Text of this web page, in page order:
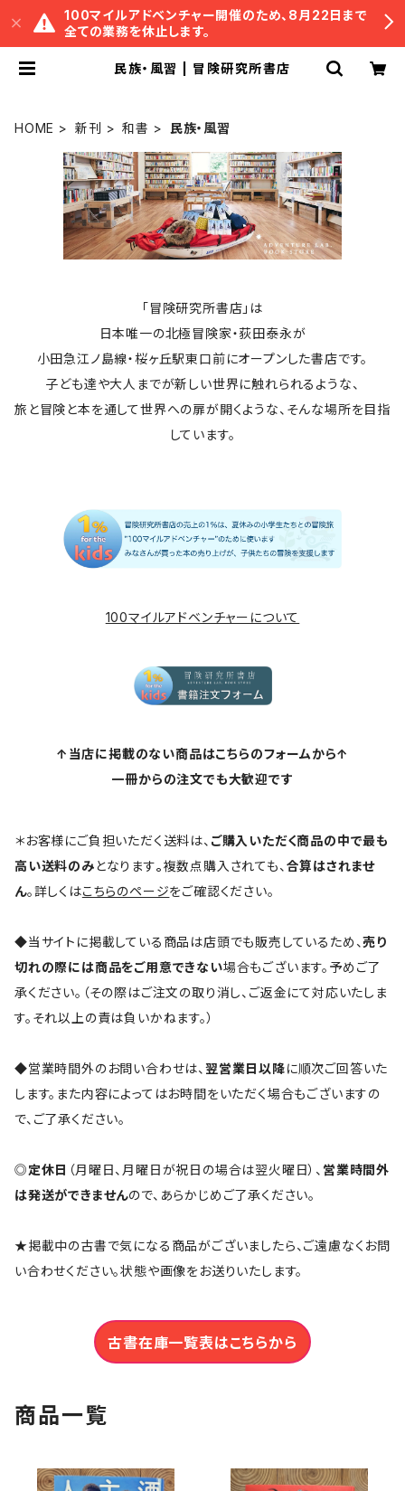
100マイルアドベンチャー開催のため、8月22日まで
全ての業務を休止します。
民族・風習 | 冒険研究所書店
HOME 新刊 和書 民族・風習
「冒険研究所書店」は
日本唯一の北極冒険家・荻田泰永が
小田急江ノ島線・桜ヶ丘駅東口前にオープンした書店です。
子ども達や大人までが新しい世界に触れられるような、
旅と冒険と本を通して世界への扉が開くような、そんな場所を目指
しています。
100マイルアドベンチャーについて
↑当店に掲載のない商品はこちらのフォームから↑
一冊からの注文でも大歓迎です
＊お客様にご負担いただく送料は、 ご購入いただく商品の中で最も
高い送料のみとなります。複数点購入されても、 合算はされませ
ん。詳しくはこちらのページをご確認ください。
◆当サイトに掲載している商品は店頭でも販売しているため、売り
切れの際には商品をご用意できない場合もございます。予めご了
承ください。（その際はご注文の取り消し、ご返金にて対応いたしま
す。それ以上の責は負いかねます。）
◆営業時間外のお問い合わせは、 翌営業日以降に順次ご回答いた
します。また内容によってはお時間をいただく場合もございますの
で、ご了承ください。
◎定休日 （月曜日、月曜日が祝日の場合は翌火曜日）、 営業時間外
は発送ができませんので、あらかじめご了承ください。
★掲載中の古書で気になる商品がございましたら、ご遠慮なくお問
い合わせください。状態や画像をお送りいたします。
古書在庫一覧表はこちらから
商品一覧